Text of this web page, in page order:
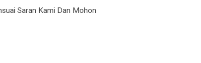
Saran Kami Dan Mohon